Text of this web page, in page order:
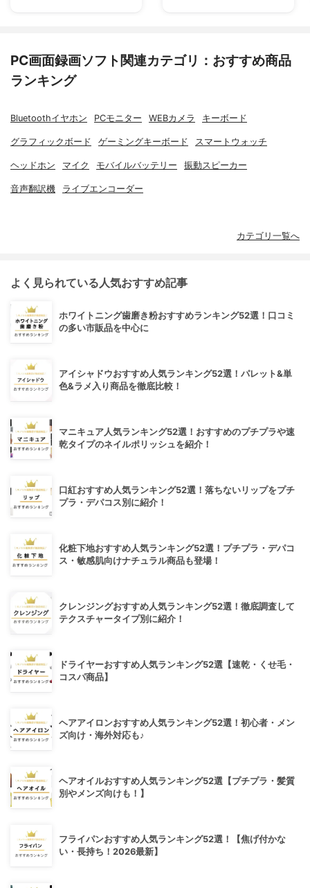
PC画面録画ソフト関連カテゴリ：おすすめ商品
ランキング
Bluetoothイヤホン PCモニター WEBカメラ キーボード
グラフィックボード ゲーミングキーボード スマートウォッチ
ヘッドホン マイク モバイルバッテリー 振動スピーカー
音声翻訳機 ライブエンコーダー
カテゴリ一覧へ
よく見られている人気おすすめ記事
ホワイトニング歯磨き粉おすすめランキング52選！口コミ
の多い市販品を中心に
アイシャドウおすすめ人気ランキング52選！パレット&単
色&ラメ入り商品を徹底比較！
マニキュア人気ランキング52選！おすすめのプチプラや速
乾タイプのネイルポリッシュを紹介！
口紅おすすめ人気ランキング52選！落ちないリップをプチ
プラ・デパコス別に紹介！
化粧下地おすすめ人気ランキング52選！プチプラ・デパコ
ス・敏感肌向けナチュラル商品も登場！
クレンジングおすすめ人気ランキング52選！徹底調査して
テクスチャータイプ別に紹介！
ドライヤーおすすめ人気ランキング52選【速乾・くせ毛・
コスパ商品】
ヘアアイロンおすすめ人気ランキング52選！初心者・メン
ズ向け・海外対応も♪
ヘアオイルおすすめ人気ランキング52選【プチプラ・髪質
別やメンズ向けも！】
フライパンおすすめ人気ランキング52選！【焦げ付かな
い・長持ち！2026最新】